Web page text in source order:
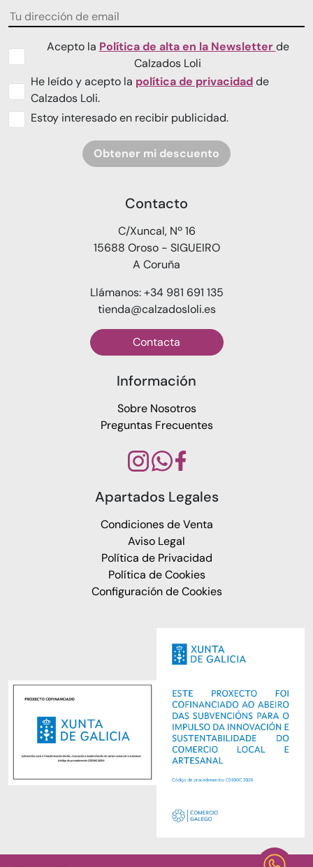
Acepto la Política de alta en la Newsletterde
Calzados Loli
He leído y acepto la política de privacidadde
Calzados Loli.
Estoy interesado en recibir publicidad.
Obtener mi descuento
Contacto
C/Xuncal, Nº 16
15688 Oroso - SIGUEIRO
A Coruña
Llámanos: +34 981 691 135
tienda@calzadosloli.es
Contacta
Información
Sobre Nosotros
Preguntas Frecuentes
Apartados Legales
Condiciones de Venta
Aviso Legal
Política de Privacidad
Política de Cookies
Configuración de Cookies